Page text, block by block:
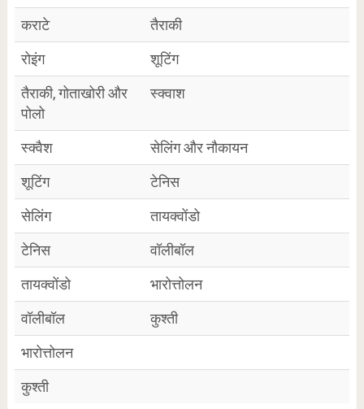
कराटे
तैराकी
रोइंग
शूटिंग
तैराकी, गोताखोरी और
पोलो
स्क्वाश
स्क्वैश
सेलिंग और नौकायन
शूटिंग
टेनिस
सेलिंग
तायक्वोंडो
टेनिस
वॉलीबॉल
तायक्वोंडो
भारोत्तोलन
वॉलीबॉल
कुश्ती
भारोत्तोलन
कुश्ती